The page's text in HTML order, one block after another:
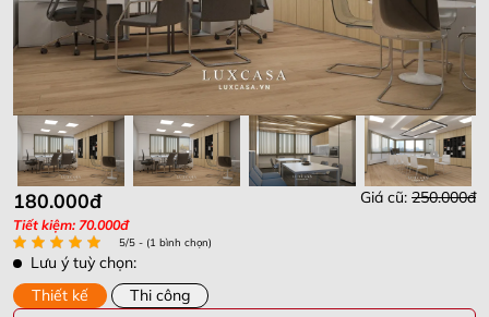
Giá cũ: 250.000đ
180.000đ
Tiết kiệm: 70.000đ
5/5 - (1 bình chọn)
Lưu ý tuỳ chọn:
Thiết kế
Thi công